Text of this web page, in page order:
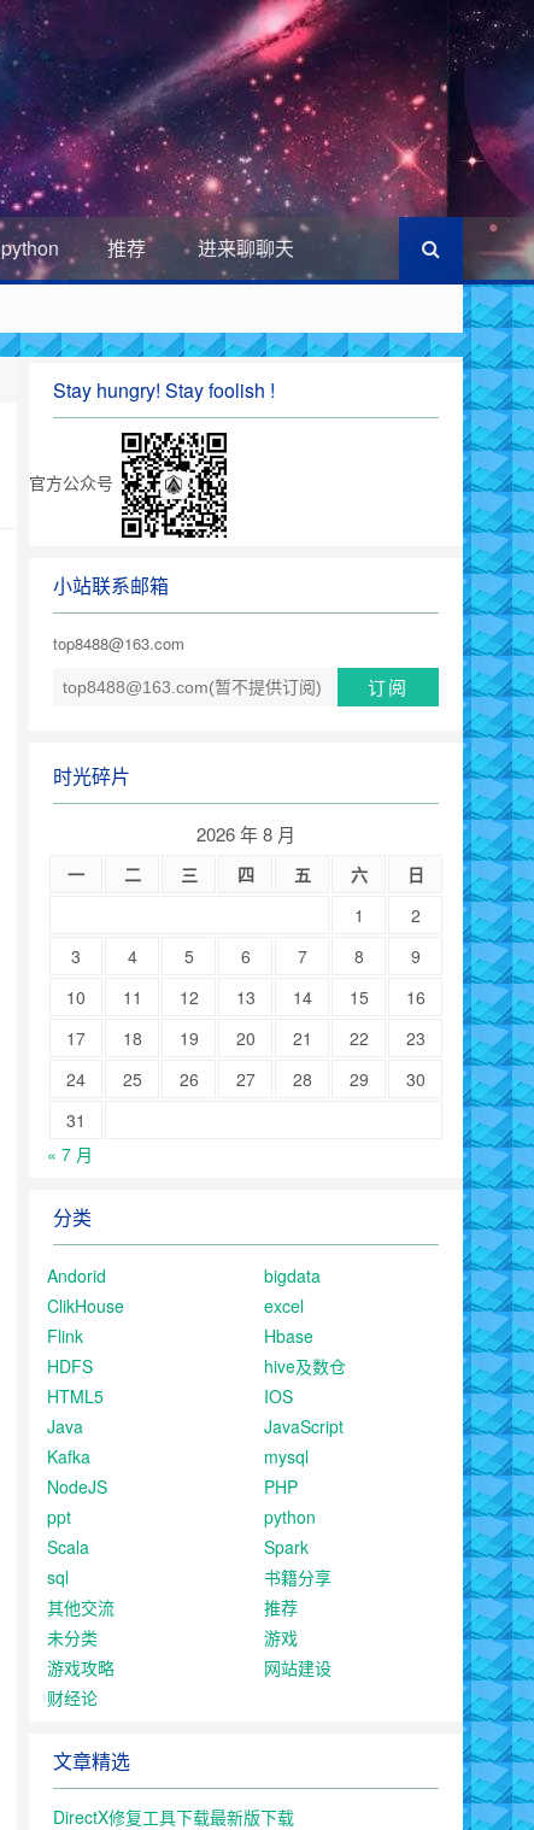
python 推荐 进来聊聊天
Stay hungry! Stay foolish !
官方公众号
小站联系邮箱
top8488@163.com
时光碎片
2026 年 8 月
一 二 三 四 五 六
日
1
2
3
4 5 6 7 8
9
10
11 12 13 14 15
16
17
18 19 20 21 22
23
24
25 26 27 28 29
30
31
« 7 月
分类
Andorid
bigdata
ClikHouse
excel
Flink
Hbase
HDFS
hive及数仓
HTML5
IOS
Java
JavaScript
Kafka
mysql
NodeJS
PHP
ppt
python
Scala
Spark
sql
书籍分享
其他交流
推荐
未分类
游戏
游戏攻略
网站建设
财经论
文章精选
DirectX修复工具下载最新版下载